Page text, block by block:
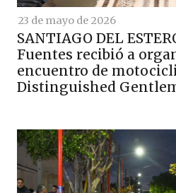
23 de mayo de 2026
SANTIAGO DEL
Fuentes recibió a
encuentro de
Distinguished